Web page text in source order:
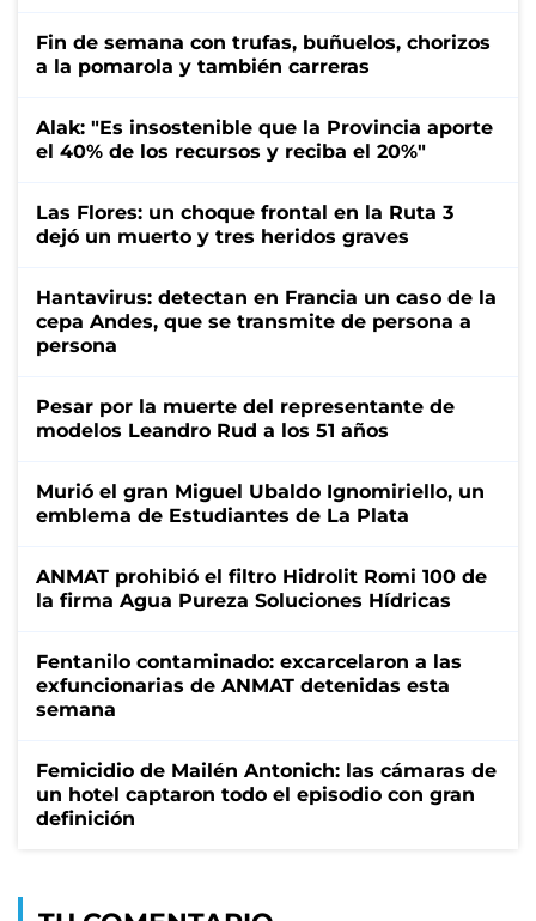
Fin de semana con trufas, buñuelos, chorizos
a la pomarola y también carreras
Alak: "Es insostenible que la Provincia aporte
el 40% de los recursos y reciba el 20%"
Las Flores: un choque frontal en la Ruta 3
dejó un muerto y tres heridos graves
Hantavirus: detectan en Francia un caso de la
cepa Andes, que se transmite de persona a
persona
Pesar por la muerte del representante de
modelos Leandro Rud a los 51 años
Murió el gran Miguel Ubaldo Ignomiriello, un
emblema de Estudiantes de La Plata
ANMAT prohibió el filtro Hidrolit Romi 100 de
la firma Agua Pureza Soluciones Hídricas
Fentanilo contaminado: excarcelaron a las
exfuncionarias de ANMAT detenidas esta
semana
Femicidio de Mailén Antonich: las cámaras de
un hotel captaron todo el episodio con gran
definición